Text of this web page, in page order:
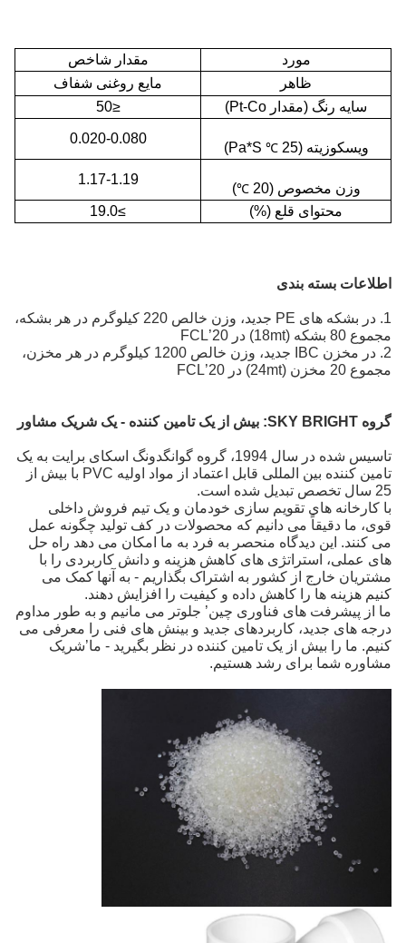
مورد
مقدار شاخص
ظاهر
مایع روغنی شفاف
سایه رنگ (مقدار Pt-Co)
≤50
ویسکوزیته (25 ℃
0.020-0.080
وزن مخصوص (20 ℃
)
1.17-1.19
محتوای قلع (%) ≥19.0
اطلاعات بسته بندی
1. در بشکه های PE جدید، وزن خالص 220 کیلوگرم در هر بشکه،
مجموع 80 بشکه (18mt) در 20’FCL
2. در مخزن IBC جدید، وزن خالص 1200 کیلوگرم در هر مخزن،
مجموع 20 مخزن (24mt) در 20’FCL
گروه SKY BRIGHT: بیش از یک تامین کننده - یک شریک مشاور
تاسیس شده در سال 1994، گروه گوانگدونگ اسکای برایت به یک
تامین کننده بین المللی قابل اعتماد از مواد اولیه PVC
با بیش از
25 سال تخصص تبدیل شده است.
با کارخانه های تقویم سازی خودمان و یک تیم فروش داخلی
قوی، ما دقیقاً می دانیم که محصولات در کف تولید چگونه عمل
می کنند. این دیدگاه منحصر به فرد به ما امکان می دهد راه حل
های عملی، استراتژی های کاهش هزینه و دانش کاربردی را با
مشتریان خارج از کشور به اشتراک بگذاریم - به آنها کمک می
کنیم هزینه ها را کاهش داده و کیفیت را افزایش دهند.
ما از پیشرفت های فناوری چین’ جلوتر می مانیم و به طور مداوم
درجه های جدید، کاربردهای جدید و بینش های فنی را معرفی می
کنیم. ما را بیش از یک تامین کننده در نظر بگیرید - ما’شریک
مشاوره شما برای رشد هستیم.